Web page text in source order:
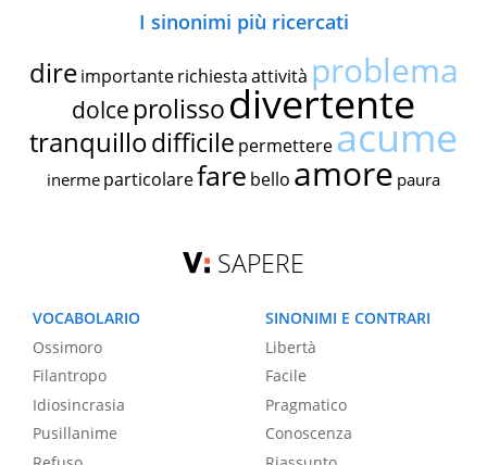
I sinonimi più ricercati
dire importante richiestaattività problema
dolce prolissodivertente
tranquillodifficile permettereacume
inerme particolarefare bello amore paura
SAPERE
VOCABOLARIO
Ossimoro
Filantropo
Idiosincrasia
Pusillanime
SINONIMI E CONTRARI
Libertà
Facile
Pragmatico
Conoscenza